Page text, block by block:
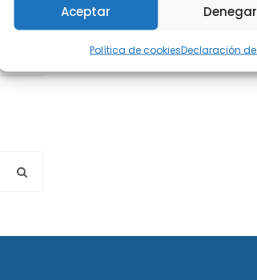
Aceptar Denegar
Política de cookiesDeclaración